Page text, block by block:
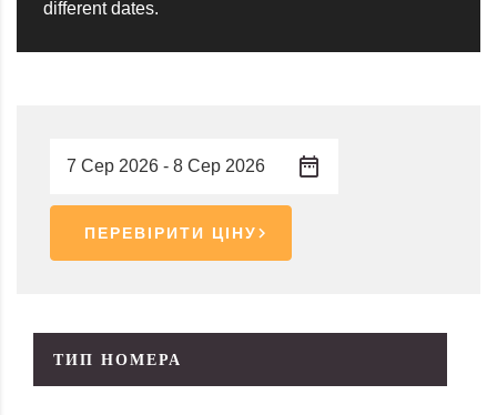
different dates.
ПЕРЕВІРИТИ ЦІНУ
ТИП НОМЕРА